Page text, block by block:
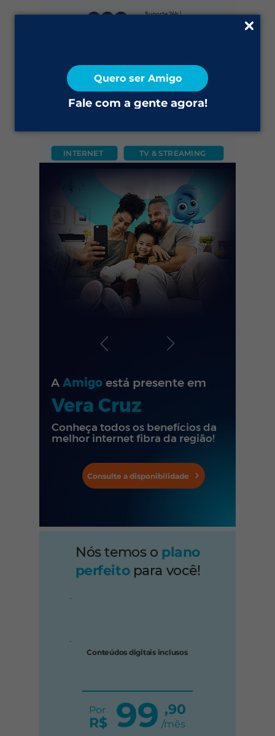
Quero ser Amigo
Fale com a gente agora!
Suporte 24h |
2ª via do Boleto
INTERNET TV & STREAMING
A Amigo está presente em
Vera Cruz
Conheça todos os benefícios da
melhor internet fibra da região!
Consulte a disponibilidade
Nós temos o plano
perfeito para você!
Conteúdos digitais inclusos
Por
R$ 99 ,90
/mês